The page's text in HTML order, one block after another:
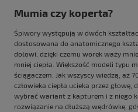
Mumia czy koperta?
Śpiwory występują w dwóch
dostosowana do anatomicznego
dołowi, dzięki czemu worek waży
mniej ciepła. Większość modeli typu
ściągaczem. Jak wszyscy wiedzą, aż
człowieka ciepła ucieka przez
wybrać wariant z kapturem i z niego
rozwiązanie na dłuższą wędrówkę,